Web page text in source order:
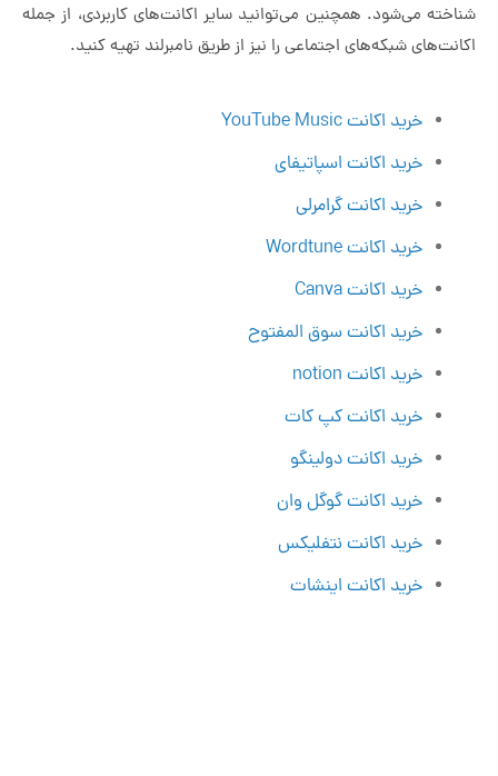
شناخته می‌شود. همچنین می‌توانید سایر اکانت‌های کاربردی، از جمله
اکانت‌های شبکه‌های اجتماعی را نیز از طریق نامبرلند تهیه کنید.
خرید اکانت YouTube Music
خرید اکانت اسپاتیفای
خرید اکانت گرامرلی
خرید اکانت Wordtune
خرید اکانت Canva
خرید اکانت سوق المفتوح
خرید اکانت notion
خرید اکانت کپ کات
خرید اکانت دولینگو
خرید اکانت گوگل وان
خرید اکانت نتفلیکس
خرید اکانت اینشات